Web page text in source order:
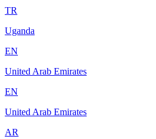
TR
Uganda
EN
United Arab Emirates
EN
United Arab Emirates
AR